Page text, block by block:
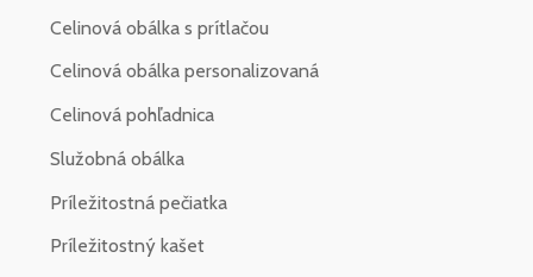
Celinová obálka s prítlačou
Celinová obálka personalizovaná
Celinová pohľadnica
Služobná obálka
Príležitostná pečiatka
Príležitostný kašet